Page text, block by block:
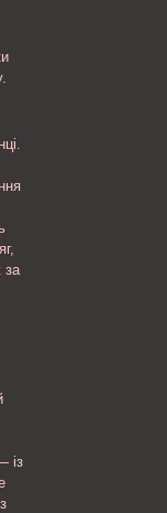
за
із